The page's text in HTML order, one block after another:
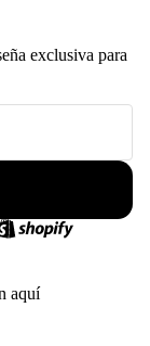
exclusiva para
aquí